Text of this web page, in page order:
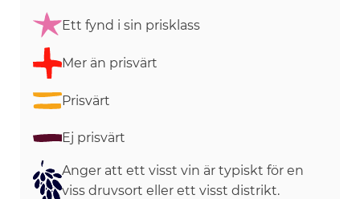
Ett fynd i sin prisklass
Mer än prisvärt
Prisvärt
Ej prisvärt
Anger att ett visst vin är typiskt för en
viss druvsort eller ett visst distrikt.